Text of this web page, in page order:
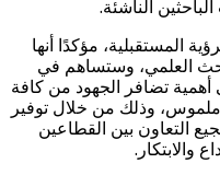
الناشئة.
المستقبلية، مؤكدًا أنها
العلمي، وستساهم في
تضافر الجهود من كافة
ملموس، وذلك من خلال توفير
التعاون بين القطاعين
والابتكار.